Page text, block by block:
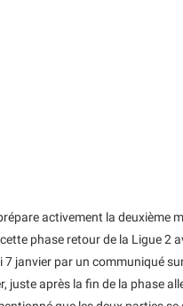
activement la deuxième
phase retour de la Ligue 2
7 janvier par un communiqué
juste après la fin de la phase